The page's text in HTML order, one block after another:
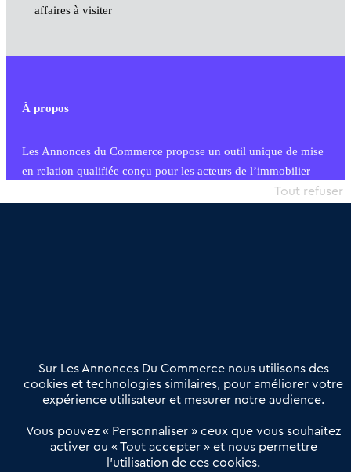
affaires à visiter
À propos
Les Annonces du Commerce propose un outil unique de mise
en relation qualifiée conçu pour les acteurs de l’immobilier
commercial et les collectivités territoriales, simple et intégrant
Offres Pro
Actualités
Qui sommes nous ?
Derniers articles
Réseau 3C : un partenaire national dédié aux transactions
Sur Les Annonces Du Commerce nous utilisons des
cookies et technologies similaires, pour améliorer votre
expérience utilisateur et mesurer notre audience.
Vous pouvez « Personnaliser » ceux que vous souhaitez
activer ou « Tout accepter » et nous permettre
l’utilisation de ces cookies.
Tout refuser